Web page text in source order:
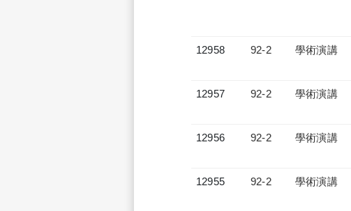
12958 92-2 學術演講
12957 92-2 學術演講
12956 92-2 學術演講
12955 92-2 學術演講